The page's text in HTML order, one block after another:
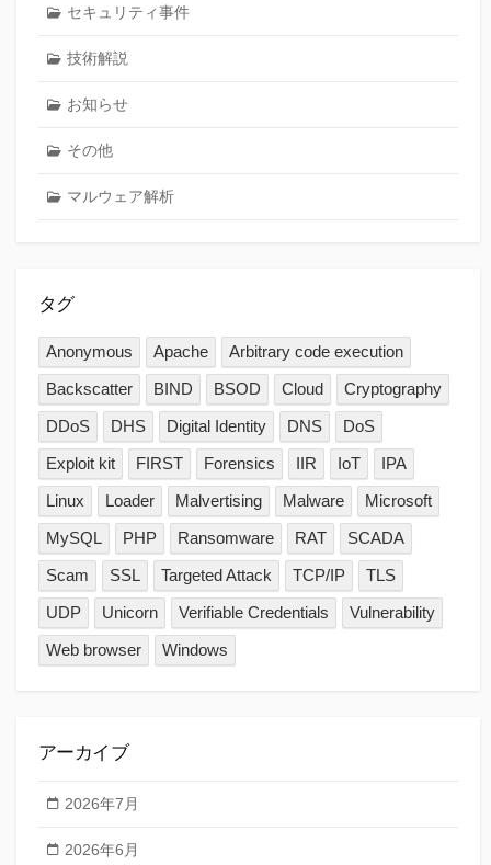
セキュリティ事件
技術解説
お知らせ
その他
マルウェア解析
タグ
Anonymous Apache
Arbitrary code execution
Backscatter
BIND BSOD Cloud
Cryptography
DDoS
DHS Digital Identity DNS
DoS
Exploit kit
FIRST Forensics IIR IoT
IPA
Linux
Loader Malvertising Malware
Microsoft
MySQL
PHP Ransomware RAT
SCADA
Scam
SSL Targeted Attack TCP/IP
TLS
UDP
Unicorn Verifiable Credentials
Vulnerability
Web browser
Windows
アーカイブ
2026年7月
2026年6月